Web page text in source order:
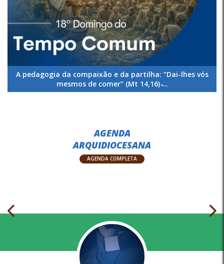
A pedagogia da compaixão e da partilha: “Dai-lhes vós
mesmos de comer” (Mt 14,16) ̵...
AGENDA
ARQUIDIOCESANA
AGENDA COMPLETA